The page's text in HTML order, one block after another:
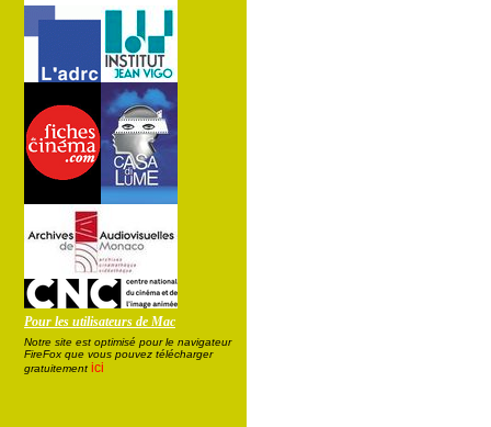
Pour les utilisateurs de Mac
Notre site est optimisé pour le navigateur
FireFox que vous pouvez télécharger
gratuitement ici